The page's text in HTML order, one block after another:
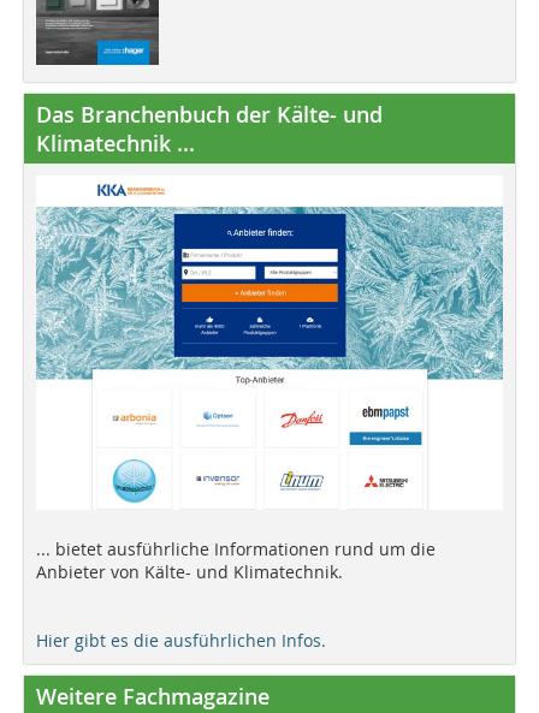
Das Branchenbuch der Kälte- und
Klimatechnik ...
... bietet ausführliche Informationen rund um die
Anbieter von Kälte- und Klimatechnik.
Hier gibt es die ausführlichen Infos.
Weitere Fachmagazine